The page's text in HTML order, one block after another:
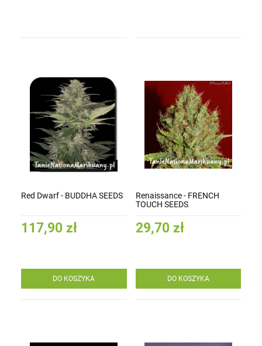
Red Dwarf - BUDDHA SEEDS
117,90 zł
DO KOSZYKA
Renaissance - FRENCH
TOUCH SEEDS
29,70 zł
DO KOSZYKA